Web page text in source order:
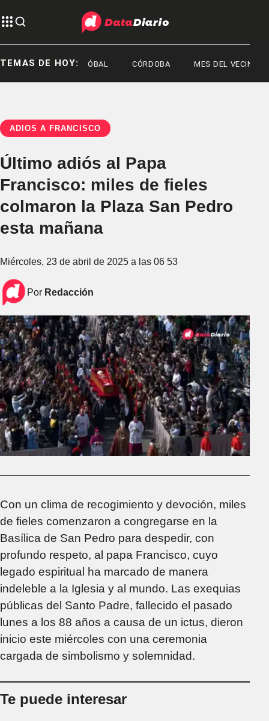
TEMAS DE HOY:
SAN CRISTÓBAL CÓRDOBA MES DEL VECINALISMO
ADIÓS A FRANCISCO
Último adiós al Papa
Francisco: miles de fieles
colmaron la Plaza San Pedro
esta mañana
Miércoles, 23 de abril de 2025 a las 06 53
Por Redacción
Con un clima de recogimiento y devoción, miles
de fieles comenzaron a congregarse en la
Basílica de San Pedro para despedir, con
profundo respeto, al papa Francisco, cuyo
legado espiritual ha marcado de manera
indeleble a la Iglesia y al mundo. Las exequias
públicas del Santo Padre, fallecido el pasado
lunes a los 88 años a causa de un ictus, dieron
inicio este miércoles con una ceremonia
cargada de simbolismo y solemnidad.
Te puede interesar